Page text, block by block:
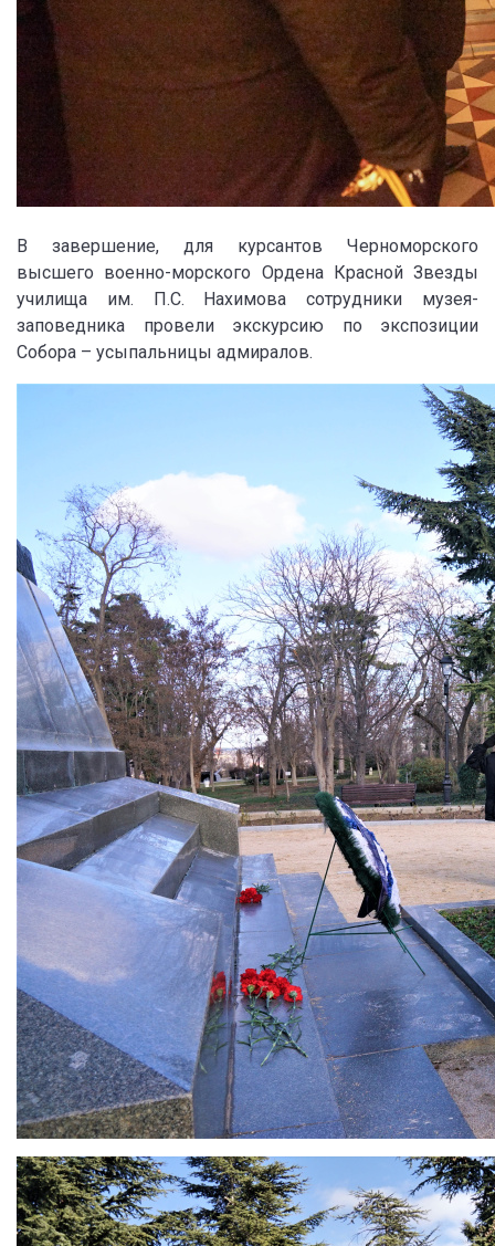
В завершение, для курсантов Черноморского
высшего военно-морского Ордена Красной Звезды
училища им. П.С. Нахимова сотрудники музея-
заповедника провели экскурсию по экспозиции
Собора – усыпальницы адмиралов.